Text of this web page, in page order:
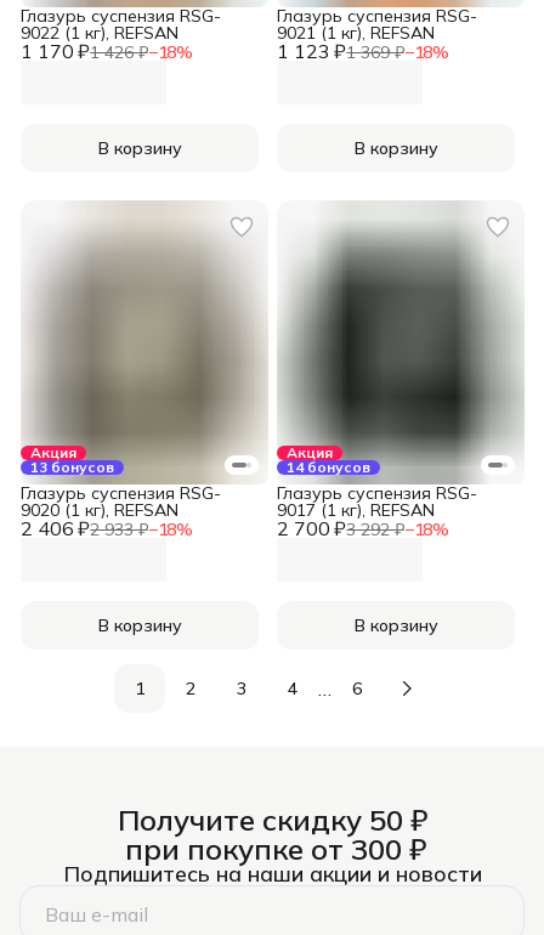
1 170 ₽1 426 ₽−18%
Глазурь суспензия RSG-
9022 (1 кг), REFSAN
В корзину
1 123 ₽1 369 ₽−18%
Глазурь суспензия RSG-
9021 (1 кг), REFSAN
В корзину
Акция
13 бонусов
2 406 ₽2 933 ₽−18%
Глазурь суспензия RSG-
9020 (1 кг), REFSAN
В корзину
Акция
14 бонусов
2 700 ₽3 292 ₽−18%
Глазурь суспензия RSG-
9017 (1 кг), REFSAN
В корзину
1 2 3 4 6
Получите скидку 50 ₽
при покупке от 300 ₽
Подпишитесь на наши акции и новости